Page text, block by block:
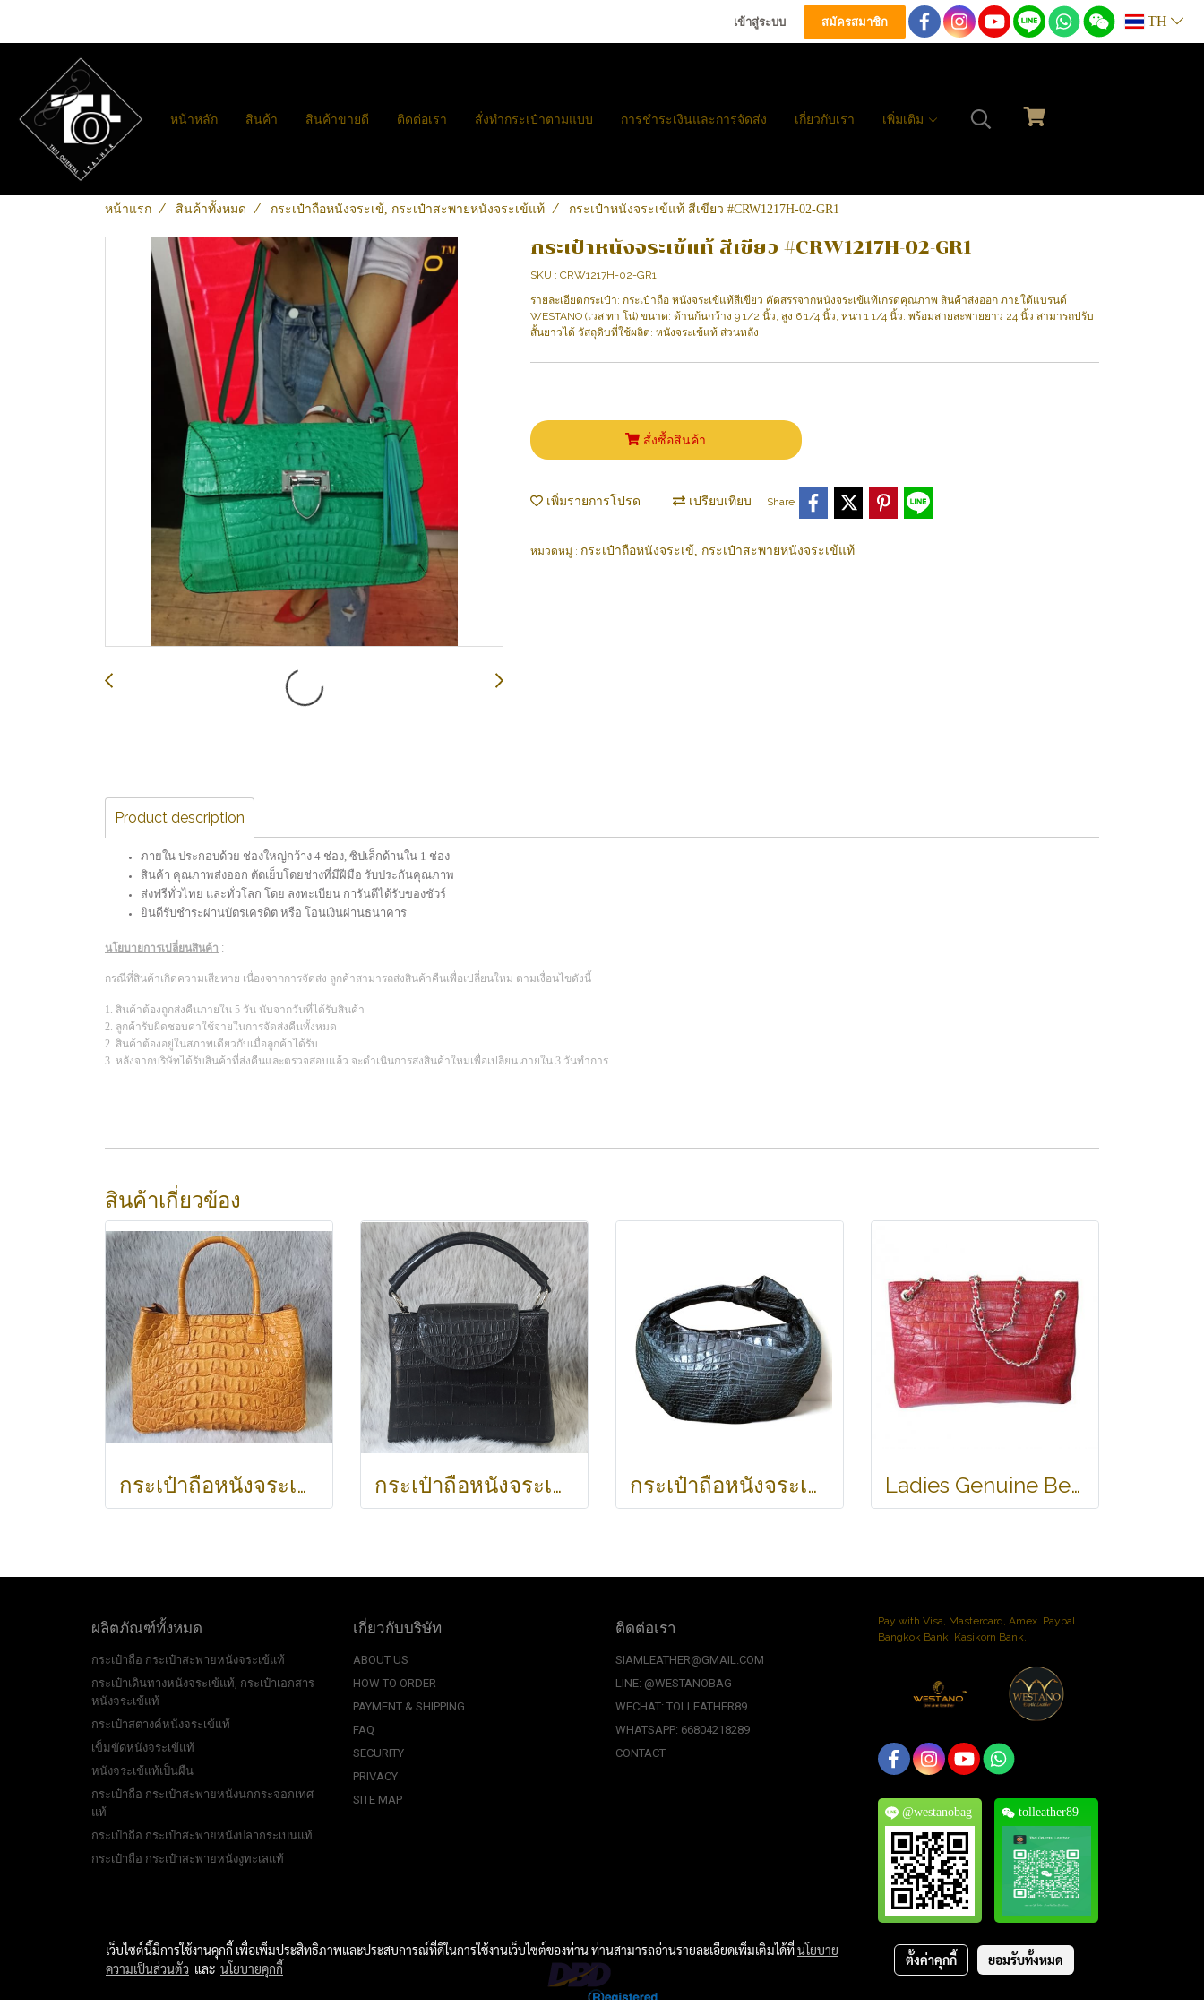
เข้าสู่ระบบ สมัครสมาชิก TH
หน้าหลัก สินค้า สินค้าขายดี ติดต่อเรา สั่งทำกระเป๋าตามแบบ การชำระเงินและการจัดส่ง เกี่ยวกับเรา เพิ่มเติม
หน้าแรก สินค้าทั้งหมด กระเป๋าถือหนังจระเข้, กระเป๋าสะพายหนังจระเข้แท้ กระเป๋าหนังจระเข้แท้ สีเขียว #CRW1217H-02-GR1
กระเป๋าหนังจระเข้แท้ สีเขียว #CRW1217H-02-GR1
SKU : CRW1217H-02-GR1
รายละเอียดกระเป๋า: กระเป๋าถือ หนังจระเข้แท้สีเขียว คัดสรรจากหนังจระเข้แท้เกรดคุณภาพ สินค้าส่งออก ภายใต้แบรนด์
WESTANO (เวส ทา โน่) ขนาด: ด้านก้นกว้าง 9 1/2 นิ้ว, สูง 6 1/4 นิ้ว, หนา 1 1/4 นิ้ว. พร้อมสายสะพายยาว 24 นิ้ว สามารถปรับ
สั้นยาวได้ วัสถุดิบที่ใช้ผลิต: หนังจระเข้แท้ ส่วนหลัง
สั่งซื้อสินค้า
เพิ่มรายการโปรด เปรียบเทียบ Share
หมวดหมู่ : กระเป๋าถือหนังจระเข้, กระเป๋าสะพายหนังจระเข้แท้
Product description
ภายใน ประกอบด้วย ช่องใหญ่กว้าง 4 ช่อง, ซิปเล็กด้านใน 1 ช่อง
สินค้า คุณภาพส่งออก ตัดเย็บโดยช่างที่มีฝีมือ รับประกันคุณภาพ
ส่งฟรีทั่วไทย และทั่วโลก โดย ลงทะเบียน การันตีได้รับของชัวร์
ยินดีรับชำระผ่านบัตรเครดิต หรือ โอนเงินผ่านธนาคาร
นโยบายการเปลี่ยนสินค้า :
กรณีที่สินค้าเกิดความเสียหาย เนื่องจากการจัดส่ง ลูกค้าสามารถส่งสินค้าคืนเพื่อเปลี่ยนใหม่ ตามเงื่อนไขดังนี้
1. สินค้าต้องถูกส่งคืนภายใน 5 วัน นับจากวันที่ได้รับสินค้า
2. ลูกค้ารับผิดชอบค่าใช้จ่ายในการจัดส่งคืนทั้งหมด
2. สินค้าต้องอยู่ในสภาพเดียวกับเมื่อลูกค้าได้รับ
3. หลังจากบริษัทได้รับสินค้าที่ส่งคืนและตรวจสอบแล้ว จะดำเนินการส่งสินค้าใหม่เพื่อเปลี่ยน ภายใน 3 วันทำการ
สินค้าเกี่ยวข้อง
กระเป๋าถือหนังจระเข้แท้ ส่วนหลัง สีน้ำตาลอ่อน (สีแทน) รหัสCODE: CRW0218H-02-BACK-TAN กระเป๋าถือหนังจระเข้แท้ ส่วนท้อง สีดำ รหัส CRW0219H-BL กระเป๋าถือหนังจระเข้แท้ ส่วนท้อง สีดำ ทรงนิ่ม น้ำหนักเบา รหัส CODE: CRW0222H-BL Ladies Genuine Belly Crocodile Leather Shoulder Bag in Red Crocodile Skin #CRW213H
ผลิตภัณฑ์ทั้งหมด
กระเป๋าถือ กระเป๋าสะพายหนังจระเข้แท้
กระเป๋าเดินทางหนังจระเข้แท้, กระเป๋าเอกสาร
หนังจระเข้แท้
กระเป๋าสตางค์หนังจระเข้แท้
เข็มขัดหนังจระเข้แท้
หนังจระเข้แท้เป็นผืน
กระเป๋าถือ กระเป๋าสะพายหนังนกกระจอกเทศ
แท้
กระเป๋าถือ กระเป๋าสะพายหนังปลากระเบนแท้
กระเป๋าถือ กระเป๋าสะพายหนังงูทะเลแท้
เกี่ยวกับบริษัท
ABOUT US
HOW TO ORDER
PAYMENT & SHIPPING
FAQ
SECURITY
PRIVACY
SITE MAP
ติดต่อเรา
SIAMLEATHER@GMAIL.COM
LINE: @WESTANOBAG
WECHAT: TOLLEATHER89
WHATSAPP: 66804218289
CONTACT
Pay with Visa, Mastercard, Amex. Paypal.
Bangkok Bank. Kasikorn Bank.
@westanobag tolleather89
เว็บไซต์นี้มีการใช้งานคุกกี้ เพื่อเพิ่มประสิทธิภาพและประสบการณ์ที่ดีในการใช้งานเว็บไซต์ของท่าน ท่านสามารถอ่านรายละเอียดเพิ่มเติมได้ที่นโยบาย
ความเป็นส่วนตัว และ นโยบายคุกกี้
ตั้งค่าคุกกี้ ยอมรับทั้งหมด